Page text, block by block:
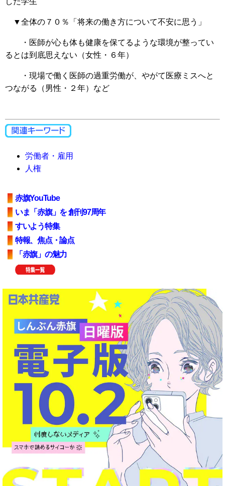
▼全体の７０％「将来の働き方について不安に思う」
・医師が心も体も健康を保てるような環境が整ってい
るとは到底思えない（女性・６年）
・現場で働く医師の過重労働が、やがて医療ミスへと
つながる（男性・２年）など
労働者・雇用
人権
赤旗YouTube
いま「赤旗」を 創刊97周年
すいよう特集
特報、焦点・論点
「赤旗」の魅力